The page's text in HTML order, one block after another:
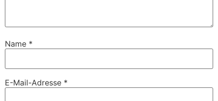
Name *
E-Mail-Adresse *